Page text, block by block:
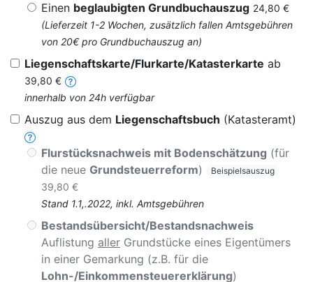
Einen beglaubigten Grundbuchauszug 24,80 €
(Lieferzeit 1-2 Wochen, zusätzlich fallen Amtsgebühren
von 20€ pro Grundbuchauszug an)
Liegenschaftskarte/Flurkarte/Katasterkarte ab
39,80 €
innerhalb von 24h verfügbar
Auszug aus dem Liegenschaftsbuch (Katasteramt)
Flurstücksnachweis mit Bodenschätzung (für
die neue Grundsteuerreform) Beispielsauszug
39,80 €
Stand 1.1,.2022, inkl. Amtsgebühren
Bestandsübersicht/Bestandsnachweis
Auflistung aller Grundstücke eines Eigentümers
in einer Gemarkung (z.B. für die
Lohn-/Einkommensteuererklärung)